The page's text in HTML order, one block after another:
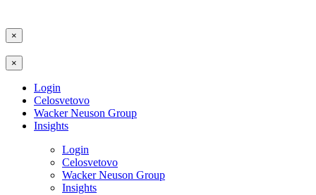
×
×
Login
Celosvetovo
Wacker Neuson Group
Insights
Login
Celosvetovo
Wacker Neuson Group
Insights